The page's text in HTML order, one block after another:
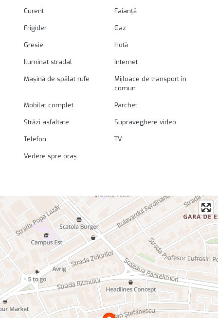
Curent Faianță
Frigider Gaz
Gresie Hotă
Iluminat stradal Internet
Mașină de spălat rufe
Mijloace de transport în
comun
Mobilat complet Parchet
Străzi asfaltate Supraveghere video
Telefon TV
Vedere spre oraș